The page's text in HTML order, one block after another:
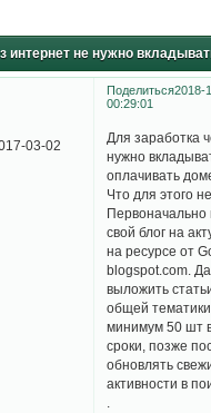
интернет не нужно
Поделиться2018-
00:29:01
03-02
Для заработка
нужно
оплачивать
Что для этого
Первоначально
свой блог на
на ресурсе от
blogspot.com.
выложить
общей тематики
минимум 50 шт
сроки, позже
обновлять
активности в